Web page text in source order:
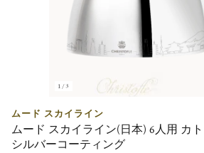
1/3
ムード スカイライン
ムード スカイライン(日本) 6人用 カ
シルバーコーティング